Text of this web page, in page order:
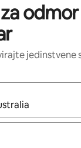
odmor
jedinstvene
rezultati, moći